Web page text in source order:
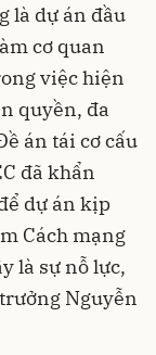
là dự án đầu
cơ quan
việc hiện
quyền, đa
án tái cơ cấu
đã khẩn
dự án kịp
Cách mạng
là sự nỗ lực,
Nguyễn